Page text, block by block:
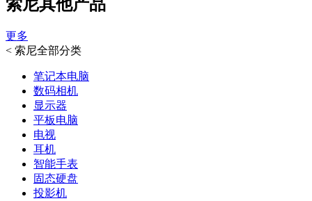
索尼其他产品
更多
< 索尼全部分类
笔记本电脑
数码相机
显示器
平板电脑
电视
耳机
智能手表
固态硬盘
投影机